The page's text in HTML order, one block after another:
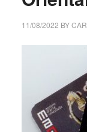
11/08/2022 BY